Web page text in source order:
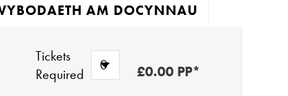
AM DOCYNNAU
Tickets
Required
£0.00 PP*